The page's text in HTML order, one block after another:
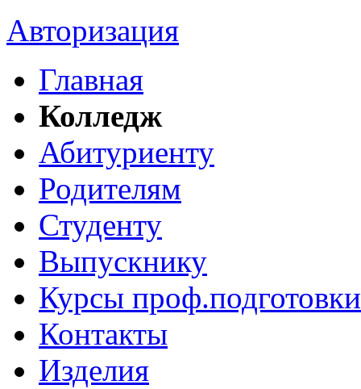
Авторизация
Главная
Колледж
Абитуриенту
Родителям
Студенту
Выпускнику
Курсы проф.подготовки
Контакты
Изделия